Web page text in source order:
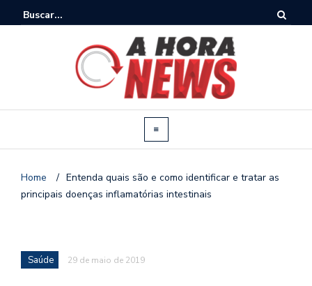
Home / Entenda quais são e como identificar e tratar as
principais doenças inflamatórias intestinais
Saúde 29 de maio de 2019